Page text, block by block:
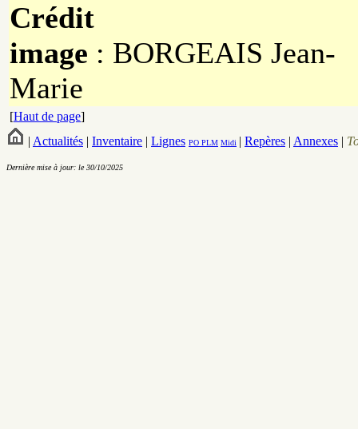
Crédit
image : BORGEAIS Jean-
Marie
[Haut de page]
| Actualités | Inventaire | Lignes PO PLM Midi | Repères | Annexes |
Dernière mise à jour: le 30/10/2025